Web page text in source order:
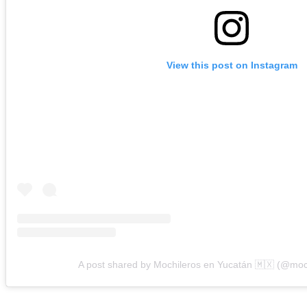
View this post on Instagram
A post shared by Mochileros en Yucatán 🇲🇽